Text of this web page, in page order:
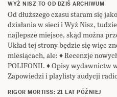
WYŻ NISZ TO OD DZIŚ ARCHIWUM
Od dłuższego czasu staram się
działania w sieci i Wyż Nisz,
najlepsze miejsce, skąd można
Układ tej strony będzie się więc
miesiącach, ale: ♦ Recenzje
POLIFONII. ♦ Opisy wydawnictw
Zapowiedzi i playlisty audycji
RIGOR MORTISS: 21 LAT PÓŹNIEJ